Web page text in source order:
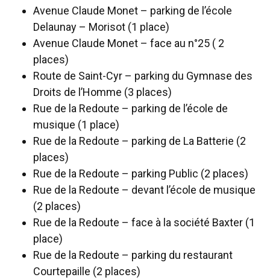
Avenue Claude Monet – parking de l’école
Delaunay – Morisot (1 place)
Avenue Claude Monet – face au n°25 ( 2
places)
Route de Saint-Cyr – parking du Gymnase des
Droits de l’Homme (3 places)
Rue de la Redoute – parking de l’école de
musique (1 place)
Rue de la Redoute – parking de La Batterie (2
places)
Rue de la Redoute – parking Public (2 places)
Rue de la Redoute – devant l’école de musique
(2 places)
Rue de la Redoute – face à la société Baxter (1
place)
Rue de la Redoute – parking du restaurant
Courtepaille (2 places)